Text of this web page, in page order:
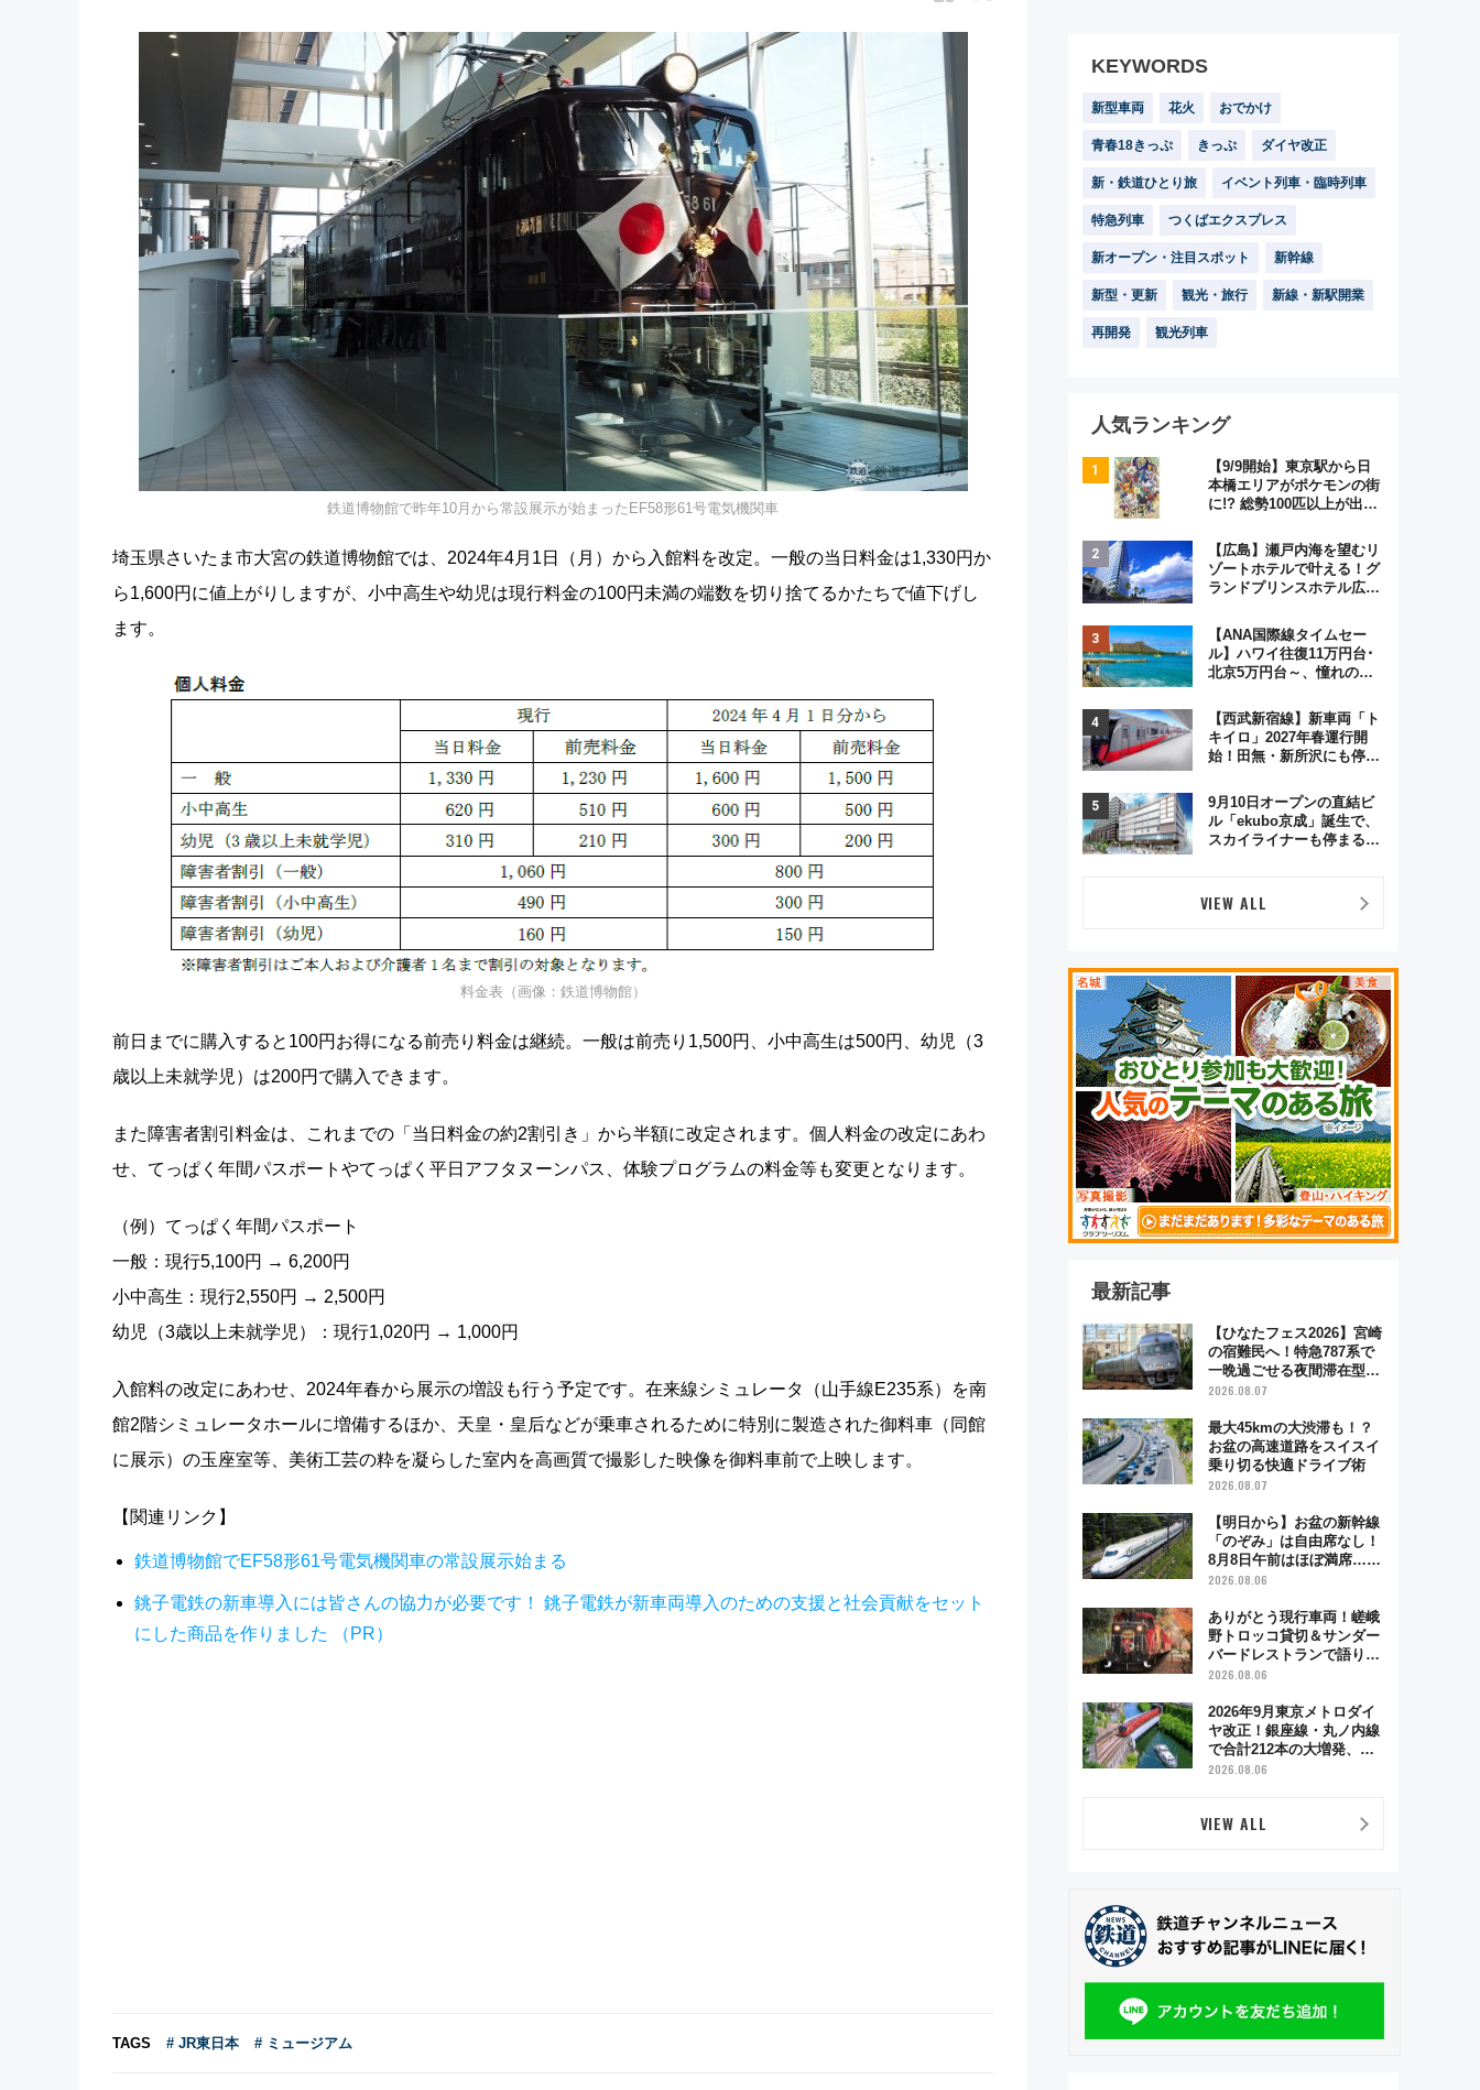
鉄道博物館で昨年10月から常設展示が始まったEF58形61号電気機関車
埼玉県さいたま市大宮の鉄道博物館では、2024年4月1日（月）から入館料を改定。一般の当日料金は1,330円か
ら1,600円に値上がりしますが、小中高生や幼児は現行料金の100円未満の端数を切り捨てるかたちで値下げし
ます。
料金表（画像：鉄道博物館）
前日までに購入すると100円お得になる前売り料金は継続。一般は前売り1,500円、小中高生は500円、幼児（3
歳以上未就学児）は200円で購入できます。
また障害者割引料金は、これまでの「当日料金の約2割引き」から半額に改定されます。個人料金の改定にあわ
せ、てっぱく年間パスポートやてっぱく平日アフタヌーンパス、体験プログラムの料金等も変更となります。
（例）てっぱく年間パスポート
一般：現行5,100円 → 6,200円
小中高生：現行2,550円 → 2,500円
幼児（3歳以上未就学児）：現行1,020円 → 1,000円
入館料の改定にあわせ、2024年春から展示の増設も行う予定です。在来線シミュレータ（山手線E235系）を南
館2階シミュレータホールに増備するほか、天皇・皇后などが乗車されるために特別に製造された御料車（同館
に展示）の玉座室等、美術工芸の粋を凝らした室内を高画質で撮影した映像を御料車前で上映します。
【関連リンク】
鉄道博物館でEF58形61号電気機関車の常設展示始まる
銚子電鉄の新車導入には皆さんの協力が必要です！ 銚子電鉄が新車両導入のための支援と社会貢献をセット
にした商品を作りました （PR）
TAGS # JR東日本 # ミュージアム
KEYWORDS
新型車両 花火 おでかけ
青春18きっぷ きっぷ ダイヤ改正
新・鉄道ひとり旅 イベント列車・臨時列車
特急列車 つくばエクスプレス
新オープン・注目スポット 新幹線
新型・更新 観光・旅行 新線・新駅開業
再開発 観光列車
人気ランキング
【9/9開始】東京駅から日
本橋エリアがポケモンの街
に!? 総勢100匹以上が出現
格謎解き・グッズ情報まと
め
【広島】瀬戸内海を望むリ
ゾートホテルで叶える！グ
ランドプリンスホテル広島
ジュアルパーティープラン
【ANA国際線タイムセー
ル】ハワイ往復11万円台･
北京5万円台～、憧れのビ
GW旅行まで狙える激アツ
路線まとめ（8/10まで）
【西武新宿線】新車両「ト
キイロ」2027年春運行開
始！田無・新所沢にも停
弾」も
9月10日オープンの直結ビ
ル「ekubo京成」誕生で、
スカイライナーも停まる巨
公開！
VIEW ALL
最新記事
【ひなたフェス2026】宮崎
の宿難民へ！特急787系で
一晩過ごせる夜間滞在型イ
ベント「スワローおひさ
2026.08.07
最大45kmの大渋滞も！？
お盆の高速道路をスイスイ
乗り切る快適ドライブ術
2026.08.07
【明日から】お盆の新幹線
「のぞみ」は自由席なし！
8月8日午前はほぼ満席…で
も数時間ズラせば空きが見
「空席」探しのコツ
2026.08.06
ありがとう現行車両！嵯峨
野トロッコ貸切＆サンダー
バードレストランで語り合
う秋の京都 斉藤雪乃＆福
日「京都の鉄道満喫ツア
ー」開催
2026.08.06
2026年9月東京メトロダイ
ヤ改正！銀座線・丸ノ内線
で合計212本の大増発、混
雑緩和に期待
2026.08.06
VIEW ALL